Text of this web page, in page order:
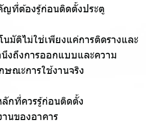
ญที่ต้องรู้ก่อนติดตั้งประตู
มัติไม่ใช่เพียงแค่การติดรางและ
งถึงการออกแบบและความ
ณะการใช้งานจริง
กที่ควรรู้ก่อนติดตั้ง
นของอาคาร